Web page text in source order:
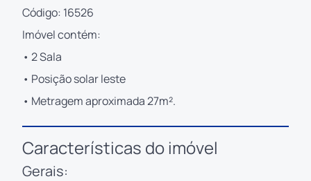
Código: 16526
Imóvel contém:
• 2 Sala
• Posição solar leste
• Metragem aproximada 27m².
Características do imóvel
Gerais: